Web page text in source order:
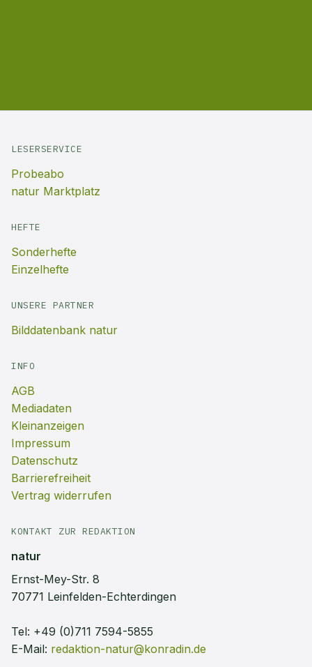
LESERSERVICE
Probeabo
natur Marktplatz
HEFTE
Sonderhefte
Einzelhefte
UNSERE PARTNER
Bilddatenbank natur
INFO
AGB
Mediadaten
Kleinanzeigen
Impressum
Datenschutz
Barrierefreiheit
Vertrag widerrufen
KONTAKT ZUR REDAKTION
natur
Ernst-Mey-Str. 8
70771 Leinfelden-Echterdingen
Tel: +49 (0)711 7594-5855
E-Mail: redaktion-natur@konradin.de